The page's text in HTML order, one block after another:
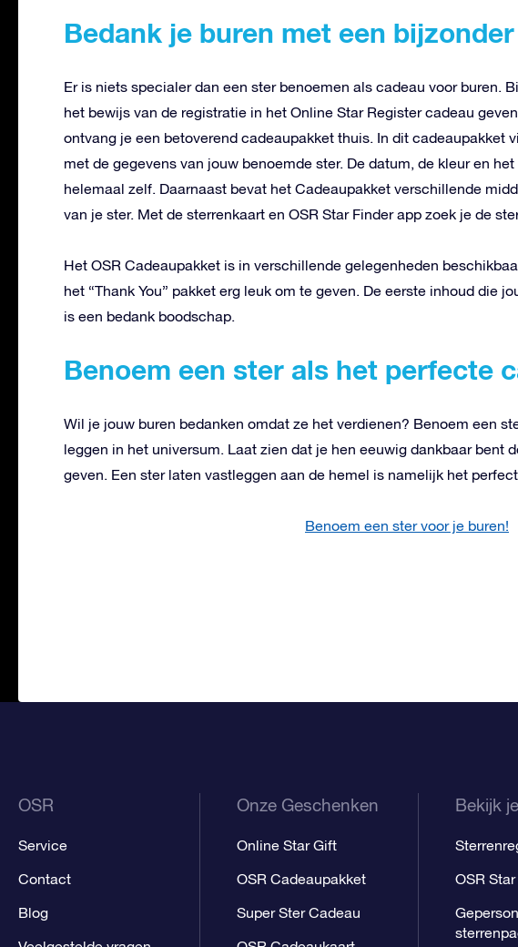
Bedank je buren met een
Er is niets specialer dan een ster benoemen als cadeau voor buren.
het bewijs van de registratie in het Online Star Register cadeau
ontvang je een betoverend cadeaupakket thuis. In dit cadeaupakket
met de gegevens van jouw benoemde ster. De datum, de kleur en
helemaal zelf. Daarnaast bevat het Cadeaupakket verschillende
van je ster. Met de sterrenkaart en OSR Star Finder app zoek je de
Het OSR Cadeaupakket is in verschillende gelegenheden
het “Thank You” pakket erg leuk om te geven. De eerste inhoud die
is een bedank boodschap.
Benoem een ster als het perfecte
Wil je jouw buren bedanken omdat ze het verdienen? Benoem een
leggen in het universum. Laat zien dat je hen eeuwig dankbaar bent
geven. Een ster laten vastleggen aan de hemel is namelijk het
Benoem een ster voor je buren!
OSR
Service
Contact
Blog
Onze Geschenken
Online Star Gift
OSR Cadeaupakket
Super Ster Cadeau
Bekijk
OSR